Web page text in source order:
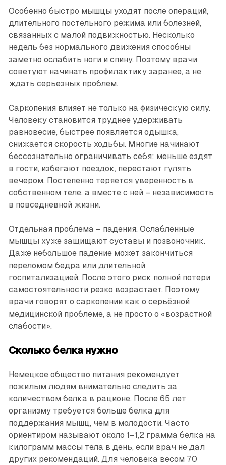
Особенно быстро мышцы уходят после операций,
длительного постельного режима или болезней,
связанных с малой подвижностью. Несколько
недель без нормального движения способны
заметно ослабить ноги и спину. Поэтому врачи
советуют начинать профилактику заранее, а не
ждать серьезных проблем.
Саркопения влияет не только на физическую силу.
Человеку становится труднее удерживать
равновесие, быстрее появляется одышка,
снижается скорость ходьбы. Многие начинают
бессознательно ограничивать себя: меньше ездят
в гости, избегают поездок, перестают гулять
вечером. Постепенно теряется уверенность в
собственном теле, а вместе с ней – независимость
в повседневной жизни.
Отдельная проблема – падения. Ослабленные
мышцы хуже защищают суставы и позвоночник.
Даже небольшое падение может закончиться
переломом бедра или длительной
госпитализацией. После этого риск полной потери
самостоятельности резко возрастает. Поэтому
врачи говорят о саркопении как о серьёзной
медицинской проблеме, а не просто о «возрастной
слабости».
Сколько белка нужно
Немецкое общество питания рекомендует
пожилым людям внимательно следить за
количеством белка в рационе. После 65 лет
организму требуется больше белка для
поддержания мышц, чем в молодости. Часто
ориентиром называют около 1–1,2 грамма белка на
килограмм массы тела в день, если врач не дал
других рекомендаций. Для человека весом 70